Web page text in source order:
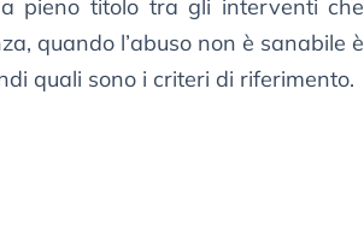
pieno titolo tra gli interventi che
quando l’abuso non è sanabile è
quali sono i criteri di riferimento.